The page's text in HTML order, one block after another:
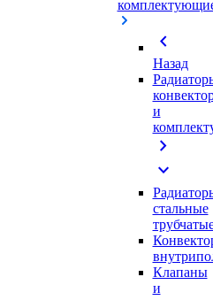
chevron_left
Назад
и
chevron_right
expand_more
стальные
Клапаны
и